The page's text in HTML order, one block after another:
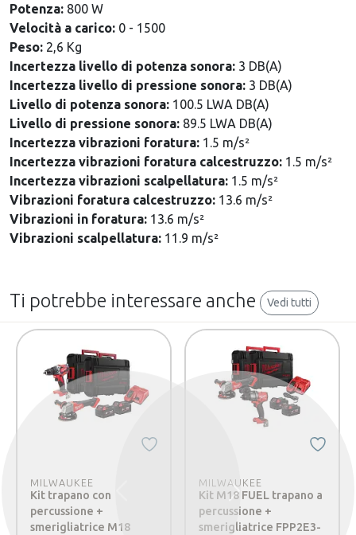
Potenza: 800 W
Velocità a carico: 0 - 1500
Peso: 2,6 Kg
Incertezza livello di potenza sonora: 3 DB(A)
Incertezza livello di pressione sonora: 3 DB(A)
Livello di potenza sonora: 100.5 LWA DB(A)
Livello di pressione sonora: 89.5 LWA DB(A)
Incertezza vibrazioni foratura: 1.5 m/s²
Incertezza vibrazioni foratura calcestruzzo: 1.5 m/s²
Incertezza vibrazioni scalpellatura: 1.5 m/s²
Vibrazioni foratura calcestruzzo: 13.6 m/s²
Vibrazioni in foratura: 13.6 m/s²
Vibrazioni scalpellatura: 11.9 m/s²
Ti potrebbe interessare anche Vedi tutti
MILWAUKEE
Kit trapano con
percussione +
smerigliatrice M18
MILWAUKEE
Kit M18 FUEL trapano a
percussione +
smerigliatrice FPP2E3-
Successivo